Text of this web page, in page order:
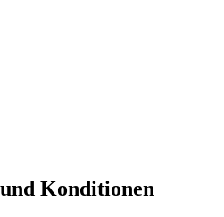
Konditionen